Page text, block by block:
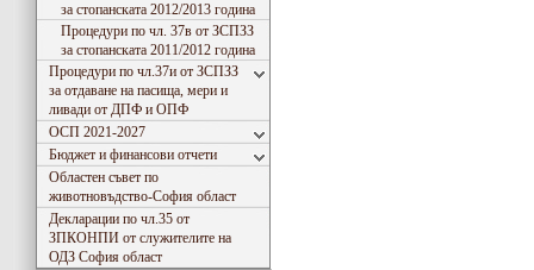
за стопанската 2012/2013 година
Процедури по чл. 37в от ЗСПЗЗ
за стопанската 2011/2012 година
Процедури по чл.37и от ЗСПЗЗ
за отдаване на пасища, мери и
ливади от ДПФ и ОПФ
ОСП 2021-2027
Бюджет и финансови отчети
Областен съвет по
животновъдство-София област
Декларации по чл.35 от
ЗПКОНПИ от служителите на
ОДЗ София област